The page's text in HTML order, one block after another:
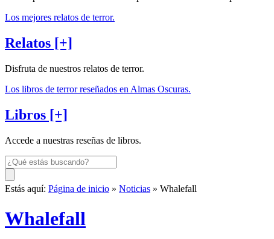
Los mejores relatos de terror.
Relatos [+]
Disfruta de nuestros relatos de terror.
Los libros de terror reseñados en Almas Oscuras.
Libros [+]
Accede a nuestras reseñas de libros.
Estás aquí: Página de inicio » Noticias » Whalefall
Whalefall